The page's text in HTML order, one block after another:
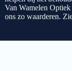
Van Wamelen
ons zo waarderen.